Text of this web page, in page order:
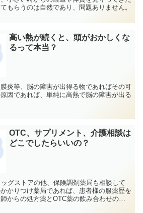
もらうのは自然であり、問題ありません。
高い熱が続くと、頭がおかしくな
るって本当？
炎等、脳の障害が出得る物であればその可
因であれば、単純に高熱で脳の障害が出る
OTC、サプリメント、介護相談は
どこでしたらいいの？
グストアの他、保険調剤薬局も相談して
かりつけ薬局であれば、患者様の服薬歴を
からの処方薬とOTC薬の飲み合わせの確